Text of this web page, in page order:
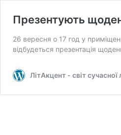
Презентують
26 вересня о 17 год у
відбудеться презентація
ЛітАкцент - світ сучасної